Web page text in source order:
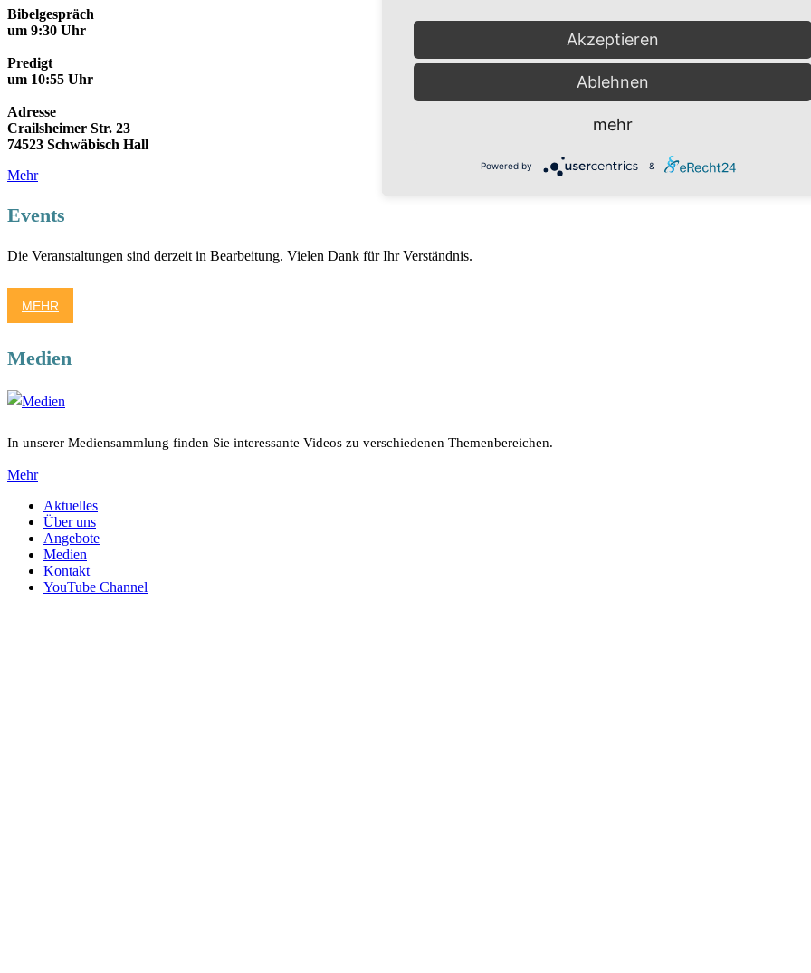
Bibelgespräch
um 9:30 Uhr
Predigt
um 10:55 Uhr
Adresse
Crailsheimer Str. 23
74523 Schwäbisch Hall
Mehr
Events
Die Veranstaltungen sind derzeit in Bearbeitung. Vielen Dank für Ihr Verständnis.
MEHR
Medien
In unserer Mediensammlung finden Sie interessante Videos zu verschiedenen Themenbereichen.
Mehr
Aktuelles
Über uns
Angebote
Medien
Kontakt
YouTube Channel
Akzeptieren
Ablehnen
mehr
Powered by &